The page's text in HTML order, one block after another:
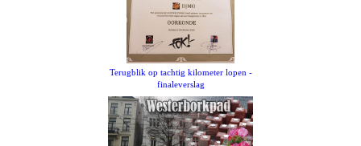
Terugblik op tachtig kilometer lopen -
finaleverslag